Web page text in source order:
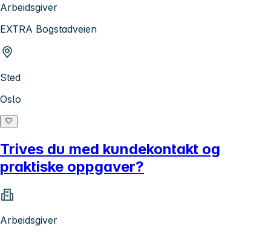
Arbeidsgiver
EXTRA Bogstadveien
Sted
Oslo
Trives du med kundekontakt og
praktiske oppgaver?
Arbeidsgiver